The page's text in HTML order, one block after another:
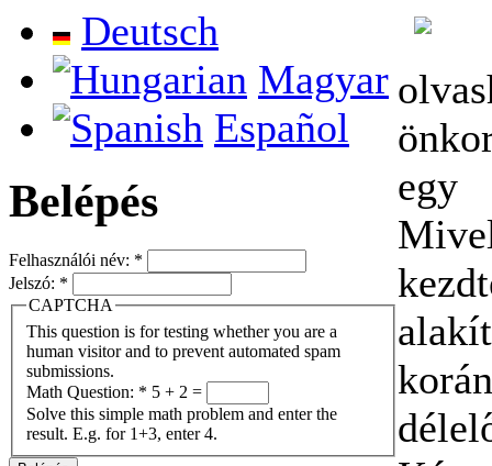
Deutsch
Magyar
Español
Belépés
Felhasználói név: *
Jelszó: *
CAPTCHA
This question is for testing whether you are a
human visitor and to prevent automated spam
submissions.
Math Question: * 5 + 2 =
Solve this simple math problem and enter the
result. E.g. for 1+3, enter 4.
egy